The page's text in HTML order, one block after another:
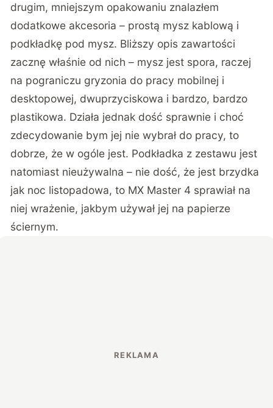
drugim, mniejszym opakowaniu znalazłem
dodatkowe akcesoria – prostą mysz kablową i
podkładkę pod mysz. Bliższy opis zawartości
zacznę właśnie od nich – mysz jest spora, raczej
na pograniczu gryzonia do pracy mobilnej i
desktopowej, dwuprzyciskowa i bardzo, bardzo
plastikowa. Działa jednak dość sprawnie i choć
zdecydowanie bym jej nie wybrał do pracy, to
dobrze, że w ogóle jest. Podkładka z zestawu jest
natomiast nieużywalna – nie dość, że jest brzydka
jak noc listopadowa, to MX Master 4 sprawiał na
niej wrażenie, jakbym używał jej na papierze
ściernym.